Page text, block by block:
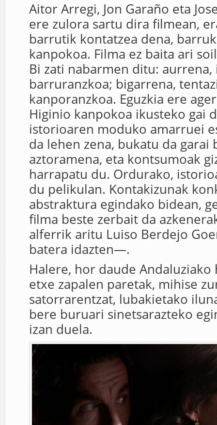
Aitor Arregi, Jon Garaño eta
ere zulora sartu dira filmean,
barrutik kontatzea dena,
kanpokoa. Filma ez baita ari
Bi zati nabarmen ditu: aurrena,
barruranzkoa; bigarrena,
kanporanzkoa. Eguzkia ere
Higinio kanpokoa ikusteko gai
istorioaren moduko amarruei
da lehen zena, bukatu da garai
aztoramena, eta kontsumoak
harrapatu du. Ordurako,
du pelikulan. Kontakizunak
abstraktura egindako bidean,
filma beste zerbait da
alferrik aritu Luiso Berdejo
batera idazten—.
Halere, hor daude
etxe zapalen paretak, mihise
satorrarentzat, lubakietako
bere buruari sinetsarazteko
izan duela.